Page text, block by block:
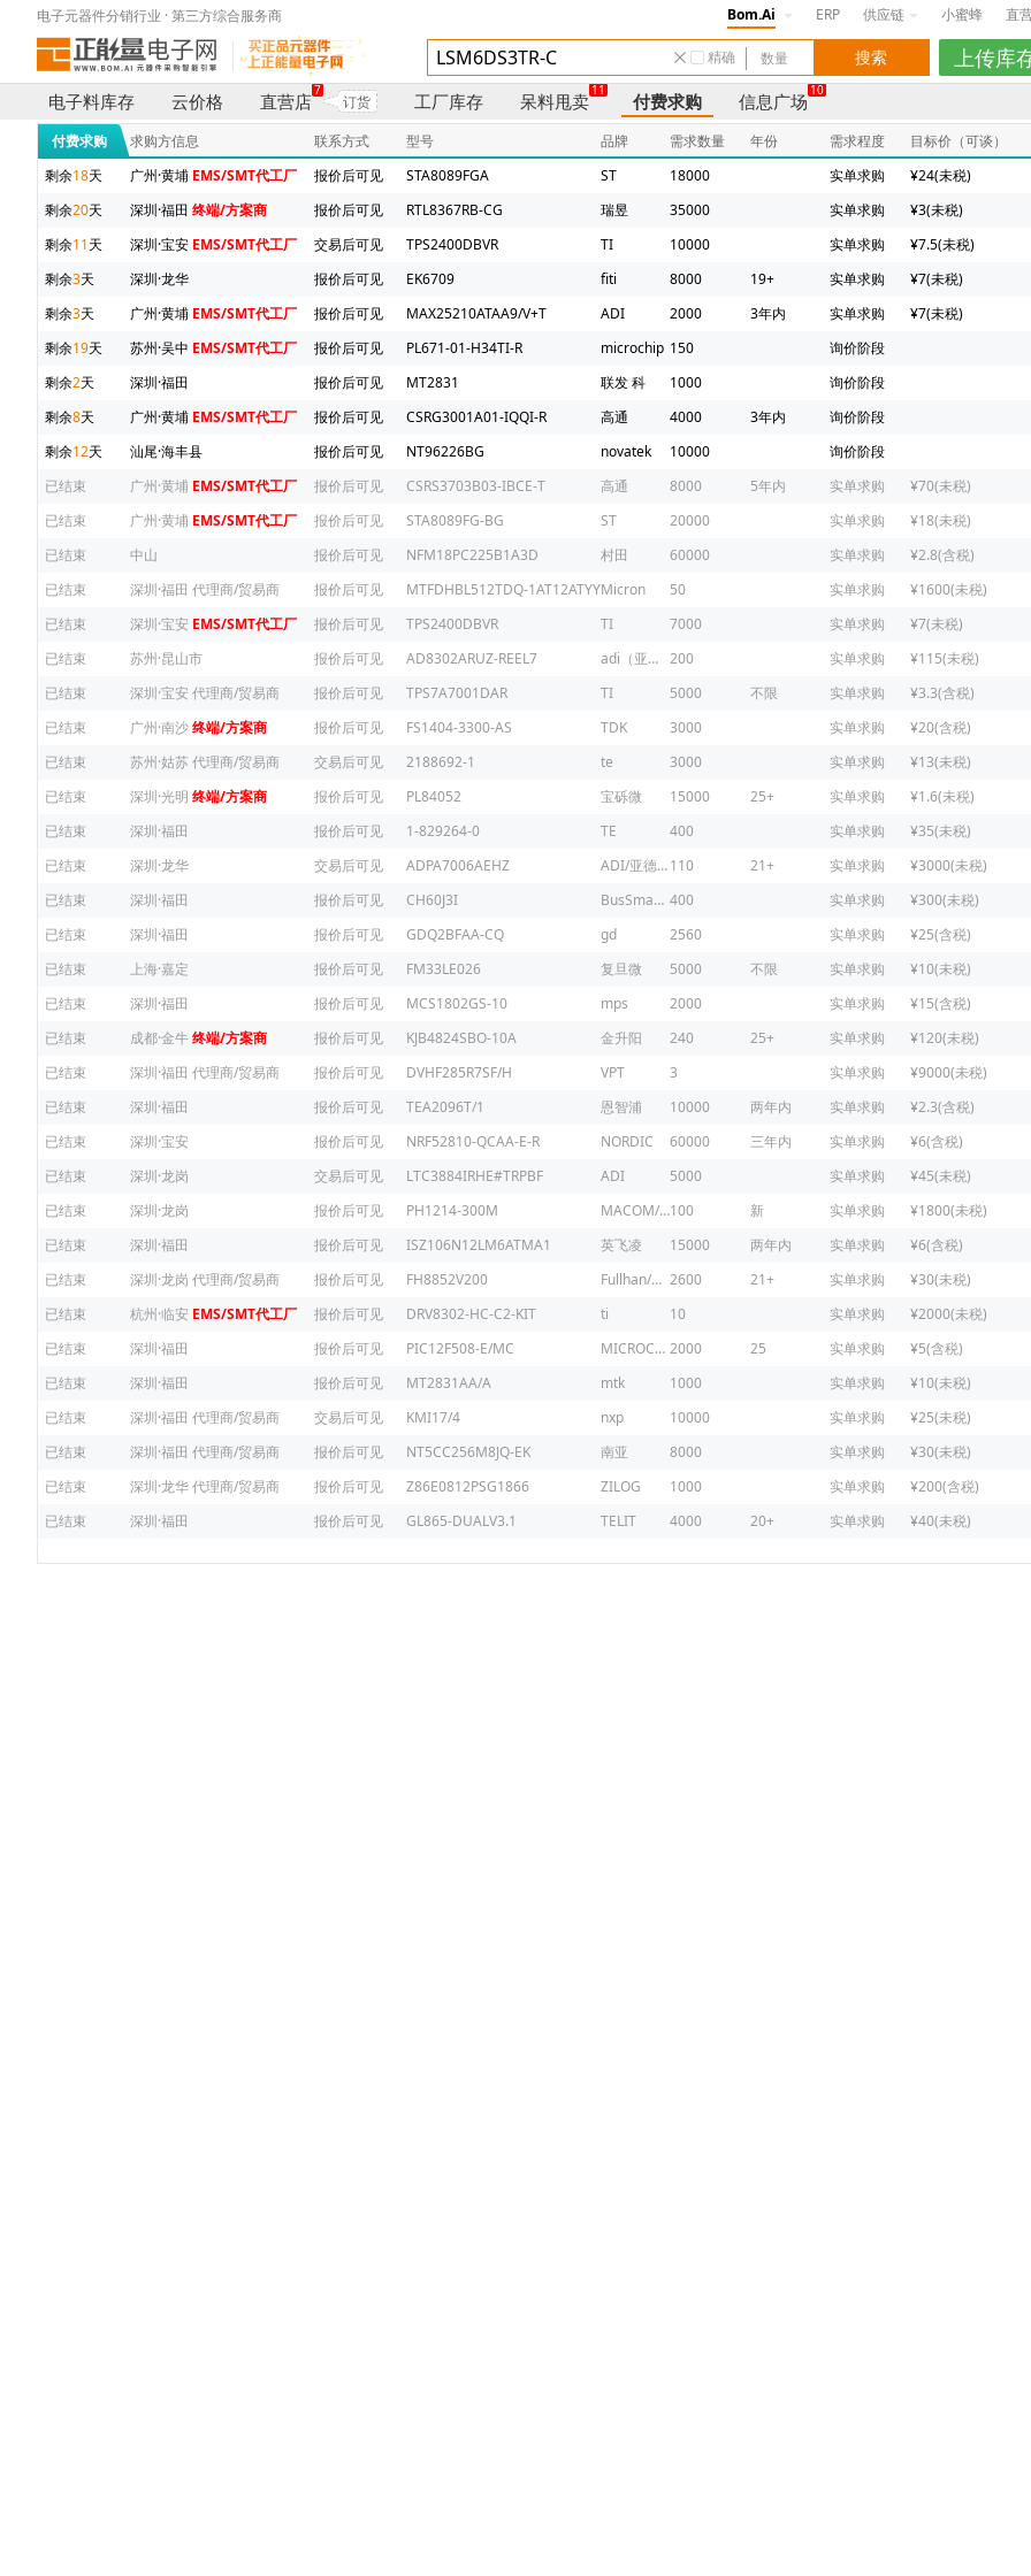
电子元器件分销行业 · 第三方综合服务商 Bom.Ai ERP 供应链 小蜜蜂 直
精确
电子料库存 云价格 直营店
7
订货 工厂库存 呆料甩卖
11
付费求购 信息广场
10
付费求购 求购方信息 联系方式 型号 品牌 需求数量 年份 需求程度 目标价（可谈）
剩余18天 广州·黄埔 EMS/SMT代工厂 报价后可见 STA8089FGA ST 18000 实单求购 ¥24(未税)
剩余20天 深圳·福田 终端/方案商 报价后可见 RTL8367RB-CG 瑞昱 35000 实单求购 ¥3(未税)
剩余11天 深圳·宝安 EMS/SMT代工厂 交易后可见 TPS2400DBVR TI 10000 实单求购 ¥7.5(未税)
剩余3天 深圳·龙华 报价后可见 EK6709 fiti 8000 19+ 实单求购 ¥7(未税)
剩余3天 广州·黄埔 EMS/SMT代工厂 报价后可见 MAX25210ATAA9/V+T ADI 2000 3年内 实单求购 ¥7(未税)
剩余19天 苏州·吴中 EMS/SMT代工厂 报价后可见 PL671-01-H34TI-R microchip 150 询价阶段
剩余2天 深圳·福田 报价后可见 MT2831 联发 科 1000 询价阶段
剩余8天 广州·黄埔 EMS/SMT代工厂 报价后可见 CSRG3001A01-IQQI-R 高通 4000 3年内 询价阶段
剩余12天 汕尾·海丰县 报价后可见 NT96226BG novatek 10000 询价阶段
已结束
广州·黄埔 EMS/SMT代工厂 报价后可见 CSRS3703B03-IBCE-T 高通 8000 5年内 实单求购 ¥70(未税)
已结束
广州·黄埔 EMS/SMT代工厂 报价后可见 STA8089FG-BG ST 20000 实单求购 ¥18(未税)
已结束
中山 报价后可见 NFM18PC225B1A3D 村田 60000 实单求购 ¥2.8(含税)
已结束
深圳·福田 代理商/贸易商 报价后可见 MTFDHBL512TDQ-1AT12ATYYMicron 50 实单求购 ¥1600(未税)
已结束
深圳·宝安 EMS/SMT代工厂 报价后可见 TPS2400DBVR TI 7000 实单求购 ¥7(未税)
已结束
苏州·昆山市 报价后可见 AD8302ARUZ-REEL7 adi（亚德诺） 200 实单求购 ¥115(未税)
已结束
深圳·宝安 代理商/贸易商 报价后可见 TPS7A7001DAR TI 5000 不限 实单求购 ¥3.3(含税)
已结束
广州·南沙终端/方案商 报价后可见 FS1404-3300-AS TDK 3000 实单求购 ¥20(含税)
已结束
苏州·姑苏代理商/贸易商 交易后可见 2188692-1 te 3000 实单求购 ¥13(未税)
已结束
深圳·光明 终端/方案商 报价后可见 PL84052 宝砾微 15000 25+ 实单求购 ¥1.6(未税)
已结束
深圳·福田 报价后可见 1-829264-0 TE 400 实单求购 ¥35(未税)
已结束
深圳·龙华 交易后可见 ADPA7006AEHZ ADI/亚德诺110 21+ 实单求购 ¥3000(未税)
已结束
深圳·福田 报价后可见 CH60J3I BusSmaNN 400 实单求购 ¥300(未税)
已结束
深圳·福田 报价后可见 GDQ2BFAA-CQ gd 2560 实单求购 ¥25(含税)
已结束
上海·嘉定 报价后可见 FM33LE026 复旦微 5000 不限 实单求购 ¥10(未税)
已结束
深圳·福田 报价后可见 MCS1802GS-10 mps 2000 实单求购 ¥15(含税)
已结束
成都·金牛终端/方案商 报价后可见 KJB4824SBO-10A 金升阳 240 25+ 实单求购 ¥120(未税)
已结束
深圳·福田 代理商/贸易商 报价后可见 DVHF285R7SF/H VPT 3 实单求购 ¥9000(未税)
已结束
深圳·福田 报价后可见 TEA2096T/1 恩智浦 10000 两年内 实单求购 ¥2.3(含税)
已结束
深圳·宝安 报价后可见 NRF52810-QCAA-E-R NORDIC 60000 三年内 实单求购 ¥6(含税)
已结束
深圳·龙岗 交易后可见 LTC3884IRHE#TRPBF ADI 5000 实单求购 ¥45(未税)
已结束
深圳·龙岗 报价后可见 PH1214-300M MACOM/镁可100 新 实单求购 ¥1800(未税)
已结束
深圳·福田 报价后可见 ISZ106N12LM6ATMA1 英飞凌 15000 两年内 实单求购 ¥6(含税)
已结束
深圳·龙岗 代理商/贸易商 报价后可见 FH8852V200 Fullhan/富瀚微 2600 21+ 实单求购 ¥30(未税)
已结束
杭州·临安 EMS/SMT代工厂 报价后可见 DRV8302-HC-C2-KIT ti 10 实单求购 ¥2000(未税)
已结束
深圳·福田 报价后可见 PIC12F508-E/MC MICROCHIP 2000 25 实单求购 ¥5(含税)
已结束
深圳·福田 报价后可见 MT2831AA/A mtk 1000 实单求购 ¥10(未税)
已结束
深圳·福田 代理商/贸易商 交易后可见 KMI17/4 nxp 10000 实单求购 ¥25(未税)
已结束
深圳·福田 代理商/贸易商 报价后可见 NT5CC256M8JQ-EK 南亚 8000 实单求购 ¥30(未税)
已结束
深圳·龙华代理商/贸易商 报价后可见 Z86E0812PSG1866 ZILOG 1000 实单求购 ¥200(含税)
已结束
深圳·福田 报价后可见 GL865-DUALV3.1 TELIT 4000 20+ 实单求购 ¥40(未税)